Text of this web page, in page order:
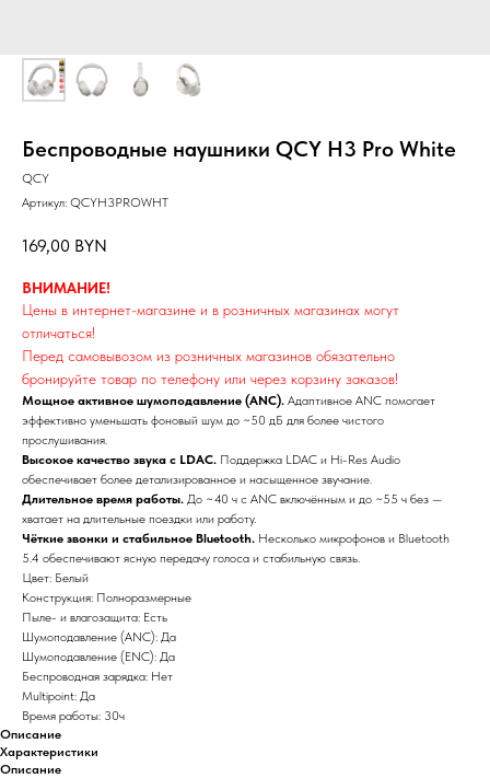
Беспроводные наушники QCY H3 Pro White
QCY
Артикул: QCYH3PROWHT
169,00 BYN
ВНИМАНИЕ!
Цены в интернет-магазине и в розничных магазинах могут
отличаться!
Перед самовывозом из розничных магазинов обязательно
бронируйте товар по телефону или через корзину заказов!
Мощное активное шумоподавление (ANC). Адаптивное ANC помогает
эффективно уменьшать фоновый шум до ~50 дБ для более чистого
прослушивания.
Высокое качество звука с LDAC. Поддержка LDAC и Hi-Res Audio
обеспечивает более детализированное и насыщенное звучание.
Длительное время работы. До ~40 ч с ANC включённым и до ~55 ч без —
хватает на длительные поездки или работу.
Чёткие звонки и стабильное Bluetooth. Несколько микрофонов и Bluetooth
5.4 обеспечивают ясную передачу голоса и стабильную связь.
Цвет: Белый
Конструкция: Полноразмерные
Пыле- и влагозащита: Есть
Шумоподавление (ANC): Да
Шумоподавление (ENC): Да
Беспроводная зарядка: Нет
Multipoint: Да
Время работы: 30ч
Описание
Xарактеристики
Описание